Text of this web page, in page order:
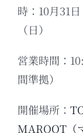
時：10月31
（日）
営業時間：
間準拠）
開催場所：
MAROOT（